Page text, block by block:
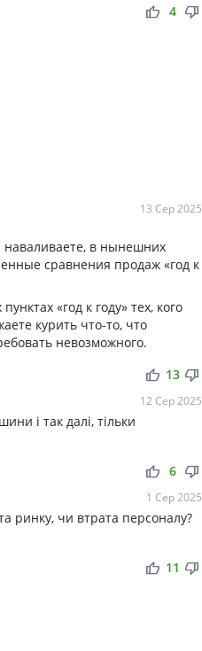
thumb_up thumb_down
4
13 Сер 2025
в нынешних
сравнения продаж «год к
«год к году» тех, кого
курить что-то, что
невозможного.
thumb_up thumb_down
13
12 Сер 2025
і так далі, тільки
thumb_up thumb_down
6
1 Сер 2025
ринку, чи втрата персоналу?
thumb_up thumb_down
11